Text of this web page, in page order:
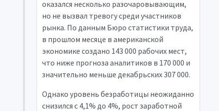
оказался несколько разочаровывающим,
но не вызвал тревогу среди участников
рынка. По данным Бюро статистики труда,
в прошлом месяце в американской
экономике создано 143 000 рабочих мест,
что ниже прогноза аналитиков в 170 000 и
значительно меньше декабрьских 307 000.
Однако уровень безработицы неожиданно
снизился с 4,1% до 4%, рост заработной